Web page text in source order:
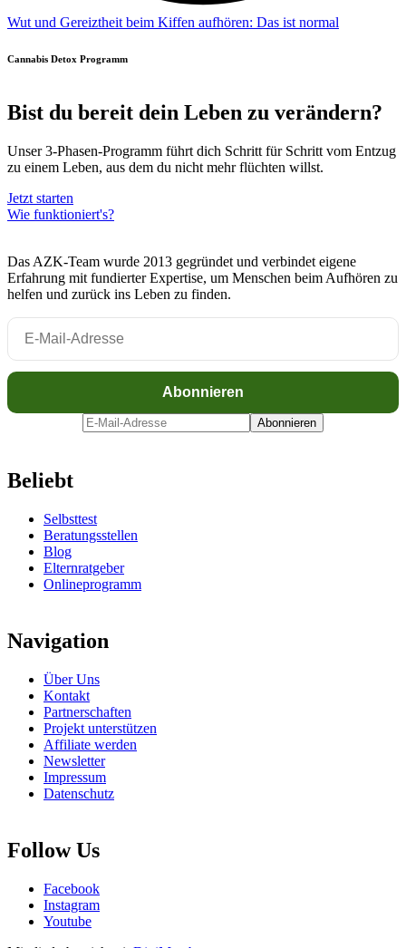
Wut und Gereiztheit beim Kiffen aufhören: Das ist normal
Cannabis Detox Programm
Bist du bereit dein Leben zu verändern?
Unser 3-Phasen-Programm führt dich Schritt für Schritt vom Entzug
zu einem Leben, aus dem du nicht mehr flüchten willst.
Jetzt starten
Wie funktioniert's?
Das AZK-Team wurde 2013 gegründet und verbindet eigene
Erfahrung mit fundierter Expertise, um Menschen beim Aufhören zu
helfen und zurück ins Leben zu finden.
Beliebt
Selbsttest
Beratungsstellen
Blog
Elternratgeber
Onlineprogramm
Navigation
Über Uns
Kontakt
Partnerschaften
Projekt unterstützen
Affiliate werden
Newsletter
Impressum
Datenschutz
Follow Us
Facebook
Instagram
Youtube